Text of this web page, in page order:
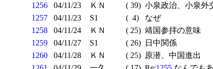
1256
04/11/23 ＫＮ ( 39) 小泉政治、小泉外
1257
04/11/23 S1 ( 4)
なぜ
1258
04/11/24 ＫＮ ( 25) 靖国参拝の意味
1259
04/11/27 S1 ( 26)
日中関係
1260
04/11/28 ＫＮ ( 25) 原潜、中国進出